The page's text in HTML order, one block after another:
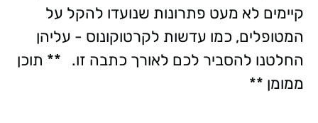
קיימים לא מעט פתרונות שנועדו להקל על
המטופלים, כמו עדשות לקרטוקונוס - עליהן
החלטנו להסביר לכם לאורך כתבה זו. ** תוכן
ממומן **